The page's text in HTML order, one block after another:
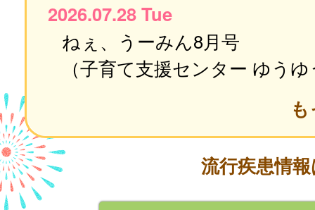
2026.07.28 Tue
ねぇ、うーみん8月号
（子育て支援センター ゆう
流行疾患情